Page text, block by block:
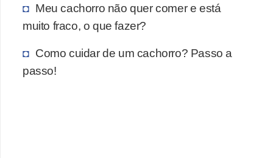
Meu cachorro não quer comer e está
muito fraco, o que fazer?
Como cuidar de um cachorro? Passo a
passo!